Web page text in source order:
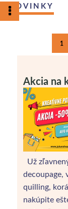
NOVINKY
1
Akcia na
Už
decoupage,
quilling,
nakúpite